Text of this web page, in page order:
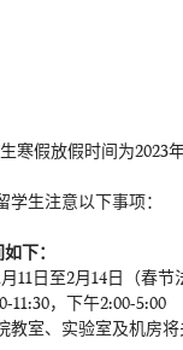
寒假放假时间为2023
学生注意以下事项：
下：
11日至2月14日（春
11:30，下午2:00-5:00
教室、实验室及机房将